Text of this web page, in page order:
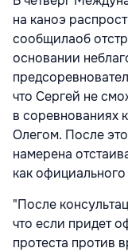
на каноэ
сообщилаоб
основании
что Сергей не
в соревнованиях
Олегом. После
намерена
как
"После
что если придет
протеста против